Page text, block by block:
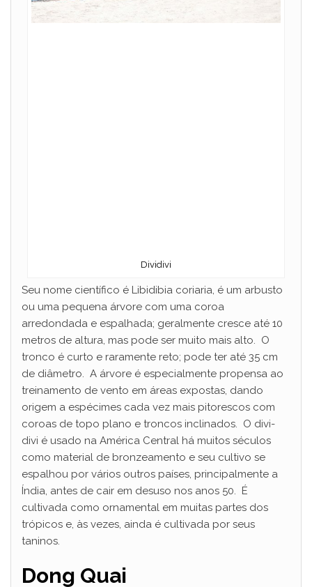
Dividivi
Seu nome científico é Libidibia coriaria, é um arbusto
ou uma pequena árvore com uma coroa
arredondada e espalhada; geralmente cresce até 10
metros de altura, mas pode ser muito mais alto. O
tronco é curto e raramente reto; pode ter até 35 cm
de diâmetro. A árvore é especialmente propensa ao
treinamento de vento em áreas expostas, dando
origem a espécimes cada vez mais pitorescos com
coroas de topo plano e troncos inclinados. O divi-
divi é usado na América Central há muitos séculos
como material de bronzeamento e seu cultivo se
espalhou por vários outros países, principalmente a
Índia, antes de cair em desuso nos anos 50. É
cultivada como ornamental em muitas partes dos
trópicos e, às vezes, ainda é cultivada por seus
taninos.
Dong Quai